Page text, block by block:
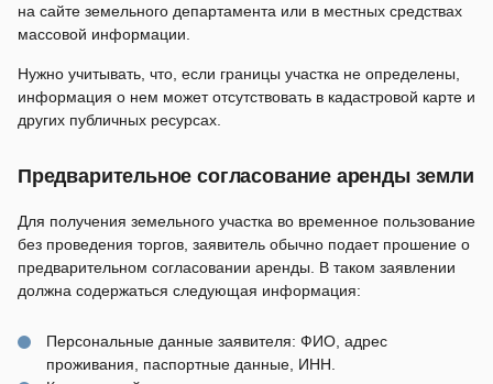
на сайте земельного департамента или в местных средствах
массовой информации.
Нужно учитывать, что, если границы участка не определены,
информация о нем может отсутствовать в кадастровой карте и
других публичных ресурсах.
Предварительное согласование аренды земли
Для получения земельного участка во временное пользование
без проведения торгов, заявитель обычно подает прошение о
предварительном согласовании аренды. В таком заявлении
должна содержаться следующая информация:
Персональные данные заявителя: ФИО, адрес
проживания, паспортные данные, ИНН.